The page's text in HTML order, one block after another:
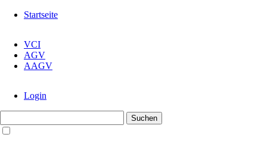
überspringen
Startseite
überspringen
VCI
AGV
AAGV
überspringen
Login
Suchen
Navigation